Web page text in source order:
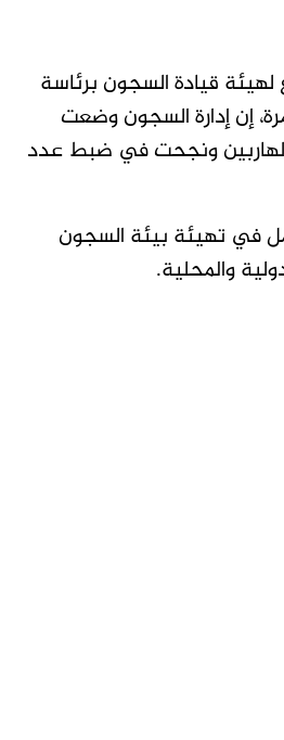
قيادة السجون برئاسة
إن إدارة السجون وضعت
الهاربين ونجحت في ضبط عدد
في تهيئة بيئة السجون
والمحلية.